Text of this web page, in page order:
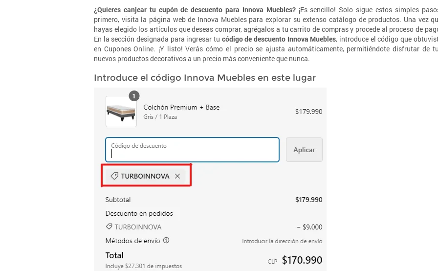
¿Quieres canjear tu cupón de descuento para Innova Muebles?¡Es sencillo! Solo sigue estos simples
primero, visita la página web de Innova Muebles para explorar su extenso catálogo de productos. Una vez
hayas elegido los artículos que deseas comprar, agrégalos a tu carrito de compras y procede al proceso de
En la sección designada para ingresar tu código de descuento Innova Muebles, introduce el código que
en Cupones Online. ¡Y listo! Verás cómo el precio se ajusta automáticamente, permitiéndote disfrutar de
nuevos productos decorativos a un precio más conveniente que nunca.
Introduce el código Innova Muebles en este lugar